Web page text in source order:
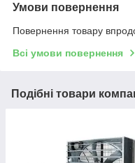
Умови повернення
Повернення товару
Всі умови повернення
Подібні товари